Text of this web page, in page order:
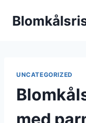
UNCATEGORIZED